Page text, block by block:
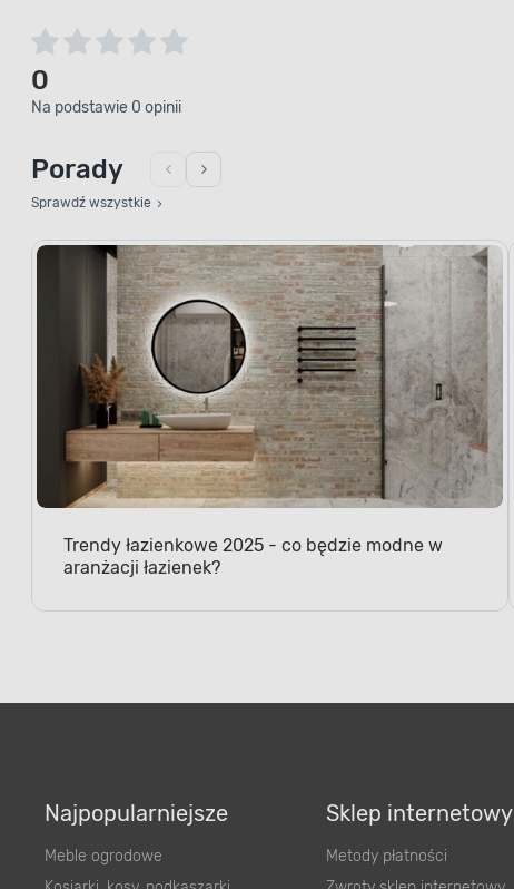
0
Na podstawie 0 opinii
Porady
Sprawdź wszystkie
Trendy łazienkowe 2025 - co będzie modne w
aranżacji łazienek?
Najpopularniejsze
Meble ogrodowe
Sklep internetowy
Metody płatności